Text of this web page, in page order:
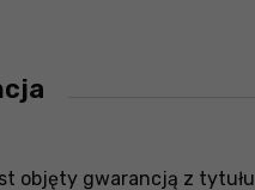
objęty gwarancją z tytułu